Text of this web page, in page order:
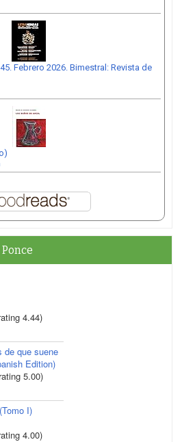
Febrero 2026. Bimestral: Revista de
4.44)
de que suene
Edition)
5.00)
I)
4.00)